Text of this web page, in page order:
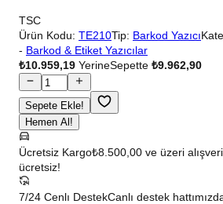
TSC
Ürün Kodu: TE210Tip: Barkod Yazıcı
- Barkod & Etiket Yazıcılar
₺10.959,19 YerineSepette ₺9.962,90
Sepete Ekle!
Hemen Al!
Ücretsiz Kargo₺8.500,00 ve üzeri
ücretsiz!
7/24 Cenlı DestekCanlı destek